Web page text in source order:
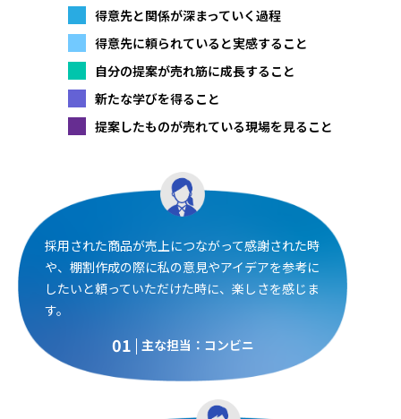
得意先と関係が深まっていく過程
得意先に頼られていると実感すること
自分の提案が売れ筋に成長すること
新たな学びを得ること
提案したものが売れている現場を見ること
採用された商品が売上につながって感謝された時
や、棚割作成の際に私の意見やアイデアを参考に
したいと頼っていただけた時に、楽しさを感じま
す。
01 主な担当：コンビニ